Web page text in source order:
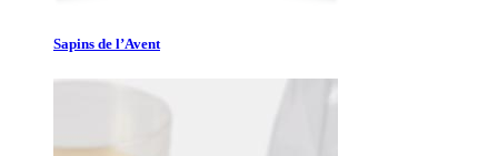
Sapins de l’Avent